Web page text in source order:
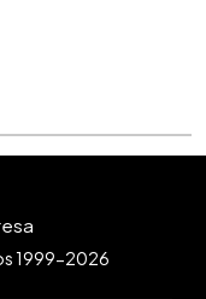
1999-2026